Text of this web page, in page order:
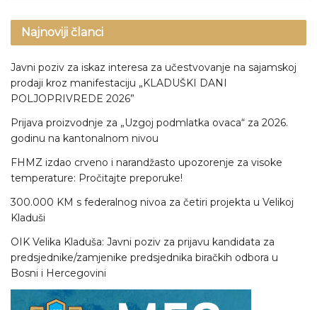
Najnoviji članci
Javni poziv za iskaz interesa za učestvovanje na sajamskoj
prodaji kroz manifestaciju „KLADUŠKI DANI
POLJOPRIVREDE 2026”
Prijava proizvodnje za „Uzgoj podmlatka ovaca“ za 2026.
godinu na kantonalnom nivou
FHMZ izdao crveno i narandžasto upozorenje za visoke
temperature: Pročitajte preporuke!
300.000 KM s federalnog nivoa za četiri projekta u Velikoj
Kladuši
OIK Velika Kladuša: Javni poziv za prijavu kandidata za
predsjednike/zamjenike predsjednika biračkih odbora u
Bosni i Hercegovini